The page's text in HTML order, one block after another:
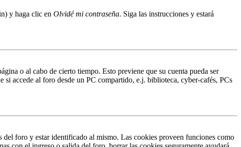
y haga clic en Olvidé mi contraseña. Siga las instrucciones y estará
o al cabo de cierto tiempo. Esto previene que su cuenta pueda ser
si accede al foro desde un PC compartido, e.j. biblioteca, cyber-cafés, PCs
foro y estar identificado al mismo. Las cookies proveen funciones como